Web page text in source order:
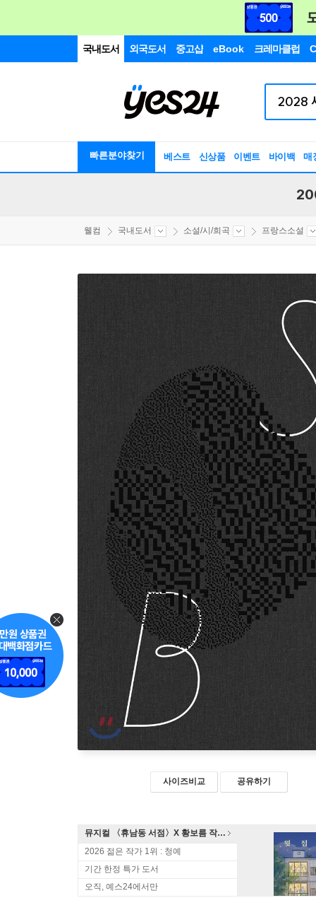
국내도서 외국도서 중고샵 eBook 크레마클럽
빠른분야찾기 베스트 신상품 이벤트 바이백 매
웰컴 국내도서 소설/시/희곡 프랑스소설
사이즈비교 공유하기
뮤지컬 〈휴남동 서점〉X 황보름 작가 북토크
2026 젊은 작가 1위 : 청예
기간 한정 특가 도서
오직, 예스24에서만